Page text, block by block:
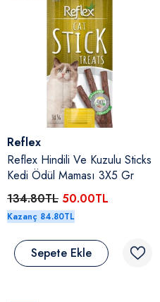
Satıcı:
Reflex
Reflex Hindili Ve Kuzulu Sticks
Kedi Ödül Maması 3X5 Gr
134.80TL 50.00TL
Kazanç 84.80TL
Sepete Ekle